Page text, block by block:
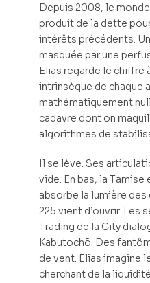
Depuis 2008, le
produit de la dette
intérêts précédents.
masquée par une
Elias regarde le chiffre
intrinsèque de chaque
mathématiquement
cadavre dont on
algorithmes de
Il se lève. Ses
vide. En bas, la Tamise
absorbe la lumière
225 vient d’ouvrir. Les
Trading de la City
Kabutochō. Des
de vent. Elias imagine
cherchant de la